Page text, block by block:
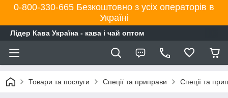
0-800-330-665 Безкоштовно з усіх операторів в
Україні
Лідер Кава Україна - кава і чай оптом
Товари та послуги Спеції та приправи Спеції та